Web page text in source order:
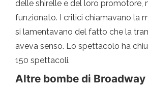
delle shirelle e del loro promotore,
funzionato. I critici chiamavano la
si lamentavano del fatto che la
aveva senso. Lo spettacolo ha
150 spettacoli.
Altre bombe di Broadway